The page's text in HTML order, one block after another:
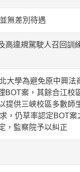
無差別待遇
違規駕駛人召回訓
大學為避免原中興
案，其餘合江校
提供三峽校區多數
，仍草率認定BOT
，監察院予以糾正